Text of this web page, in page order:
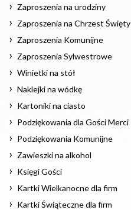
Zaproszenia na urodziny
Zaproszenia na Chrzest Święty
Zaproszenia Komunijne
Zaproszenia Sylwestrowe
Winietki na stół
Naklejki na wódkę
Kartoniki na ciasto
Podziękowania dla Gości Merci
Podziękowania Komunijne
Zawieszki na alkohol
Księgi Gości
Kartki Wielkanocne dla firm
Kartki Świąteczne dla firm